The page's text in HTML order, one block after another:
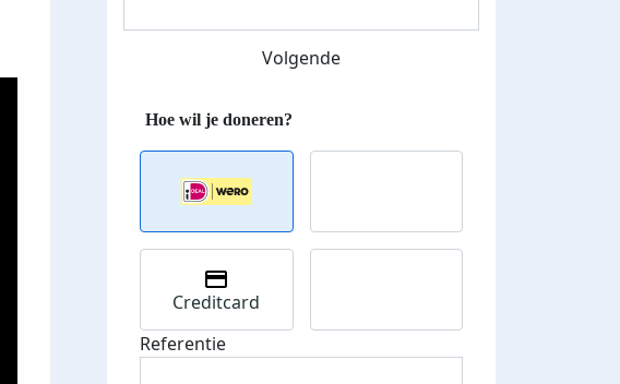
Volgende
Creditcard
Referentie